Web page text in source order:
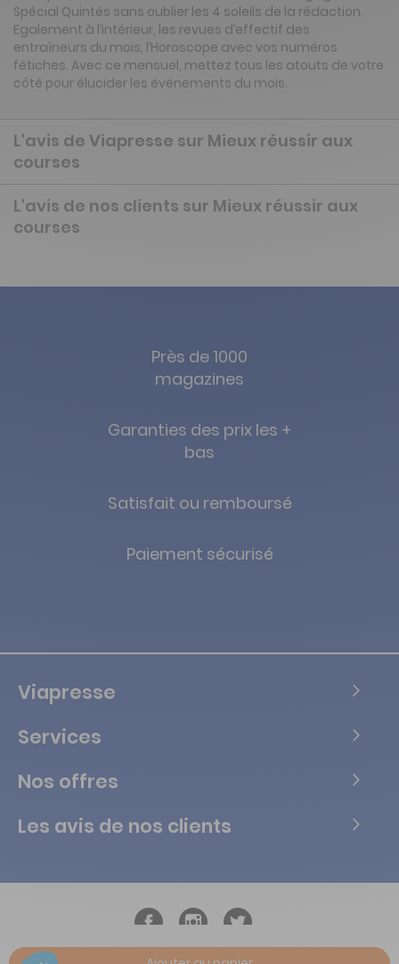
Spécial Quintés sans oublier les 4 soleils de la rédaction.
Egalement à l’intérieur, les revues d’effectif des
entraîneurs du mois, l’Horoscope avec vos numéros
fétiches. Avec ce mensuel, mettez tous les atouts de votre
côté pour élucider les événements du mois.
L'avis de Viapresse sur Mieux réussir aux
courses
L'avis de nos clients sur Mieux réussir aux
courses
Près de 1000
magazines
Garanties des prix les +
bas
Satisfait ou remboursé
Paiement sécurisé
Viapresse
Services
Nos offres
Les avis de nos clients